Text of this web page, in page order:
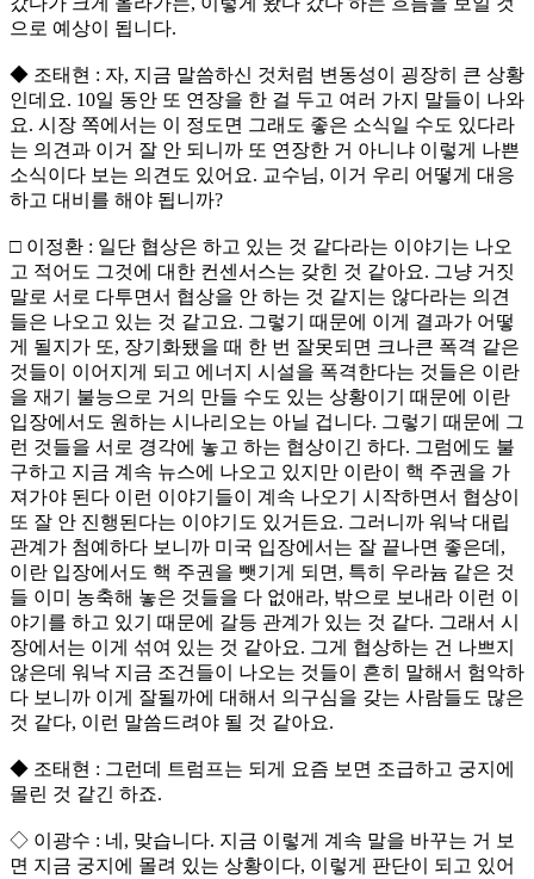
으로 예상이 됩니다.
◆ 조태현 : 자, 지금 말씀하신 것처럼 변동성이 굉장히 큰 상황
인데요. 10일 동안 또 연장을 한 걸 두고 여러 가지 말들이 나와
요. 시장 쪽에서는 이 정도면 그래도 좋은 소식일 수도 있다라
는 의견과 이거 잘 안 되니까 또 연장한 거 아니냐 이렇게 나쁜
소식이다 보는 의견도 있어요. 교수님, 이거 우리 어떻게 대응
하고 대비를 해야 됩니까?
□ 이정환 : 일단 협상은 하고 있는 것 같다라는 이야기는 나오
고 적어도 그것에 대한 컨센서스는 갖힌 것 같아요. 그냥 거짓
말로 서로 다투면서 협상을 안 하는 것 같지는 않다라는 의견
들은 나오고 있는 것 같고요. 그렇기 때문에 이게 결과가 어떻
게 될지가 또, 장기화됐을 때 한 번 잘못되면 크나큰 폭격 같은
것들이 이어지게 되고 에너지 시설을 폭격한다는 것들은 이란
을 재기 불능으로 거의 만들 수도 있는 상황이기 때문에 이란
입장에서도 원하는 시나리오는 아닐 겁니다. 그렇기 때문에 그
런 것들을 서로 경각에 놓고 하는 협상이긴 하다. 그럼에도 불
구하고 지금 계속 뉴스에 나오고 있지만 이란이 핵 주권을 가
져가야 된다 이런 이야기들이 계속 나오기 시작하면서 협상이
또 잘 안 진행된다는 이야기도 있거든요. 그러니까 워낙 대립
관계가 첨예하다 보니까 미국 입장에서는 잘 끝나면 좋은데,
이란 입장에서도 핵 주권을 뺏기게 되면, 특히 우라늄 같은 것
들 이미 농축해 놓은 것들을 다 없애라, 밖으로 보내라 이런 이
야기를 하고 있기 때문에 갈등 관계가 있는 것 같다. 그래서 시
장에서는 이게 섞여 있는 것 같아요. 그게 협상하는 건 나쁘지
않은데 워낙 지금 조건들이 나오는 것들이 흔히 말해서 험악하
다 보니까 이게 잘될까에 대해서 의구심을 갖는 사람들도 많은
것 같다, 이런 말씀드려야 될 것 같아요.
◆ 조태현 : 그런데 트럼프는 되게 요즘 보면 조급하고 궁지에
몰린 것 같긴 하죠.
◇ 이광수 : 네, 맞습니다. 지금 이렇게 계속 말을 바꾸는 거 보
면 지금 궁지에 몰려 있는 상황이다, 이렇게 판단이 되고 있어